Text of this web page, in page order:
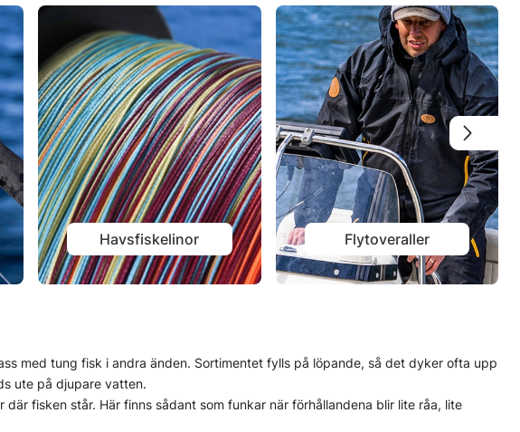
Havsfiskelinor Flytoveraller
med tung fisk i andra änden. Sortimentet fylls på löpande, så det dyker ofta upp
ute på djupare vatten.
fisken står. Här finns sådant som funkar när förhållandena blir lite råa, lite